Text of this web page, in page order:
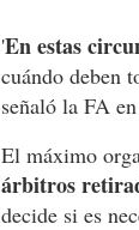
'En estas
cuándo deben
señaló la FA
El máximo
árbitros
decide si es